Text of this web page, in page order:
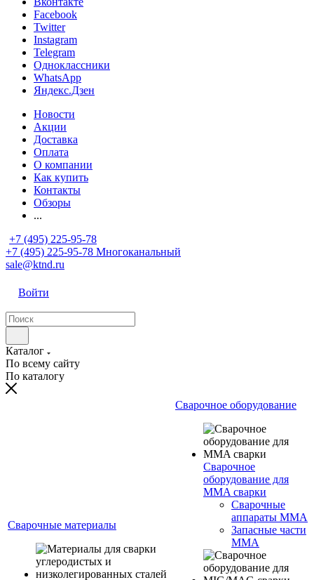
Facebook
Twitter
Instagram
Telegram
Одноклассники
WhatsApp
Яндекс.Дзен
Новости
Акции
Доставка
Оплата
О компании
Как купить
Контакты
Обзоры
...
+7 (495) 225-95-78
+7 (495) 225-95-78 Многоканальный
sale@ktnd.ru
Войти
Каталог
По всему сайту
По каталогу
Сварочные материалы
Сварочное оборудование
Сварочное
оборудование для
MMA сварки
Сварочные
аппараты MMA
Запасные части
MMA